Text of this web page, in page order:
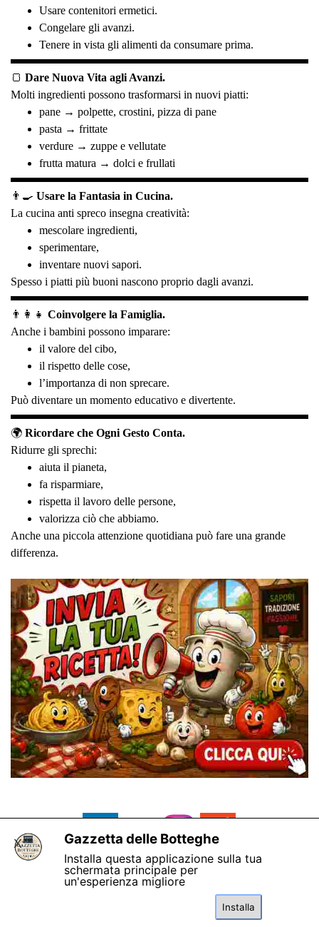
Usare contenitori ermetici.
Congelare gli avanzi.
Tenere in vista gli alimenti da consumare prima.
🍞 Dare Nuova Vita agli Avanzi.
Molti ingredienti possono trasformarsi in nuovi piatti:
pane → polpette, crostini, pizza di pane
pasta → frittate
verdure → zuppe e vellutate
frutta matura → dolci e frullati
👨‍🍳 Usare la Fantasia in Cucina.
La cucina anti spreco insegna creatività:
mescolare ingredienti,
sperimentare,
inventare nuovi sapori.
Spesso i piatti più buoni nascono proprio dagli avanzi.
👨‍👩‍👧 Coinvolgere la Famiglia.
Anche i bambini possono imparare:
il valore del cibo,
il rispetto delle cose,
l’importanza di non sprecare.
Può diventare un momento educativo e divertente.
🌍 Ricordare che Ogni Gesto Conta.
Ridurre gli sprechi:
aiuta il pianeta,
fa risparmiare,
rispetta il lavoro delle persone,
valorizza ciò che abbiamo.
Anche una piccola attenzione quotidiana può fare una grande
differenza.
Gazzetta delle Botteghe
Installa questa applicazione sulla tua
schermata principale per
un'esperienza migliore
Installa
X